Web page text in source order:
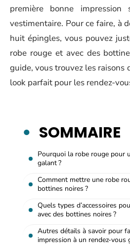
première bonne
vestimentaire. Pour ce faire, à
huit épingles, vous pouvez
robe rouge et avec des
guide, vous trouvez les raisons
look parfait pour les rendez-
SOMMAIRE
Pourquoi la robe rouge pour
galant ?
Comment mettre une robe
bottines noires ?
Quels types d’accessoires
avec des bottines noires ?
Autres détails à savoir pour
impression à un rendez-vous